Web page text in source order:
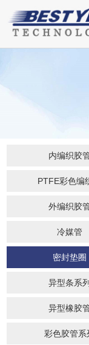
内编织胶
PTFE彩色编
外编织胶
冷媒管
密封垫圈
异型条系列
异型橡胶
彩色胶管系